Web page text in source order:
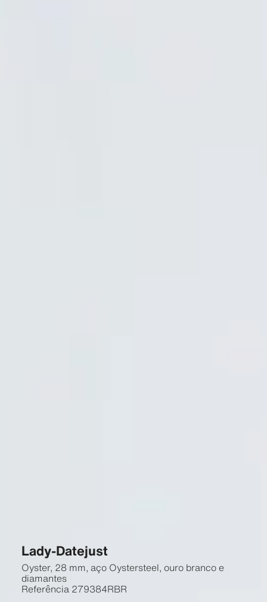
Lady-Datejust
Oyster, 28 mm, aço Oystersteel, ouro branco e
diamantes
Referência 279384RBR